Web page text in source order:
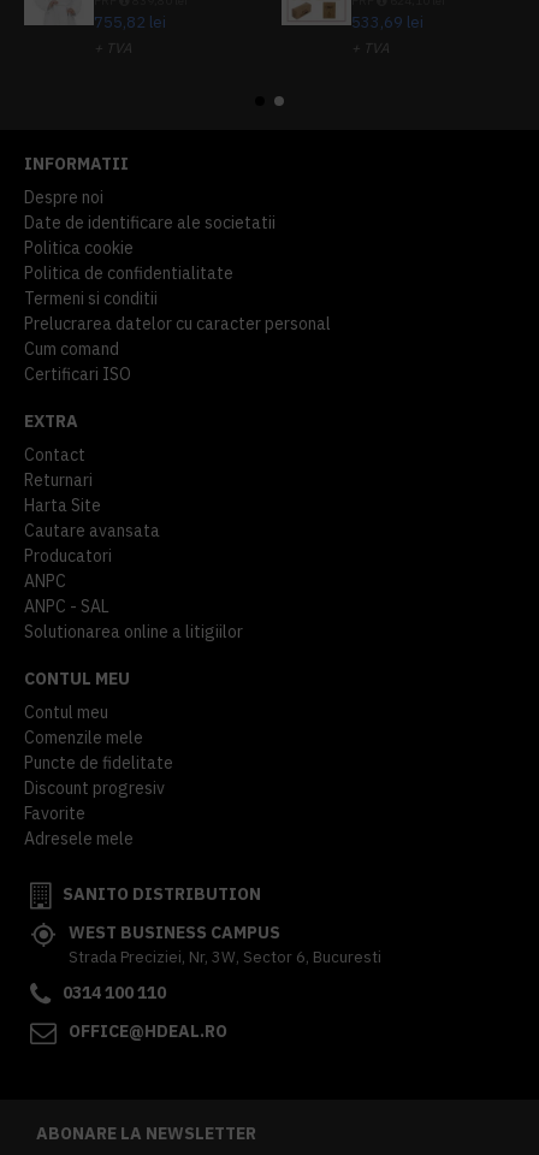
755,82 lei
+ TVA
533,69 lei
+ TVA
INFORMATII
Despre noi
Date de identificare ale societatii
Politica cookie
Politica de confidentialitate
Termeni si conditii
Prelucrarea datelor cu caracter personal
Cum comand
Certificari ISO
EXTRA
Contact
Returnari
Harta Site
Cautare avansata
Producatori
ANPC
ANPC - SAL
Solutionarea online a litigiilor
CONTUL MEU
Contul meu
Comenzile mele
Puncte de fidelitate
Discount progresiv
Favorite
Adresele mele
SANITO DISTRIBUTION
WEST BUSINESS CAMPUS
Strada Preciziei, Nr, 3W, Sector 6, Bucuresti
0314 100 110
OFFICE@HDEAL.RO
ABONARE LA NEWSLETTER